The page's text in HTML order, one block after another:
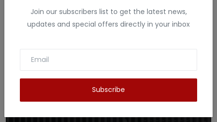
Join our subscribers list to get the latest news,
updates and special offers directly in your inbox
Subscribe
, education , finance , Gaming and many fields . I have more
than 5 years experience in this field.